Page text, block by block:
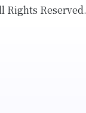
Rights Reserved.